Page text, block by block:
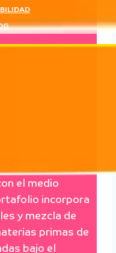
el medio
incorpora
y mezcla de
primas de
bajo el